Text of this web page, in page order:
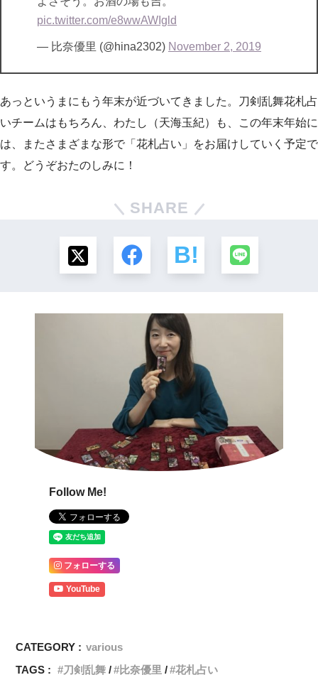
pic.twitter.com/e8wwAWIgld
— 比奈優里 (@hina2302) November 2, 2019
あっというまにもう年末が近づいてきました。刀剣乱舞花札占
いチームはもちろん、わたし（天海玉紀）も、この年末年始に
は、またさまざまな形で「花札占い」をお届けしていく予定で
す。どうぞおたのしみに！
SHARE
Follow Me!
フォローする
YouTube
CATEGORY : various
TAGS :
刀剣乱舞 比奈優里 花札占い